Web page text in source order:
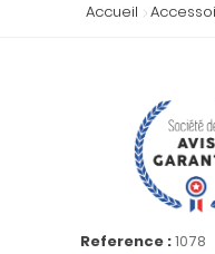
Accueil
Reference :1078